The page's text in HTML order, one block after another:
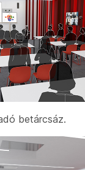
betárcsáz.